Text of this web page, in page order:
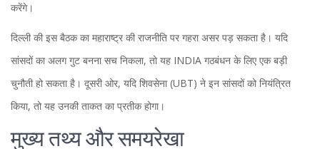
करेंगे।
दिल्ली की इस बैठक का महाराष्ट्र की राजनीति पर गहरा असर पड़ सकता है। यदि
सांसदों का अलग गुट बनना सच निकला, तो यह INDIA गठबंधन के लिए एक बड़ी
चुनौती हो सकता है। दूसरी ओर, यदि शिवसेना (UBT) ने इन सांसदों को नियंत्रित
किया, तो यह उनकी ताकत का प्रतीक होगा।
मुख्य तथ्य और समयरेखा